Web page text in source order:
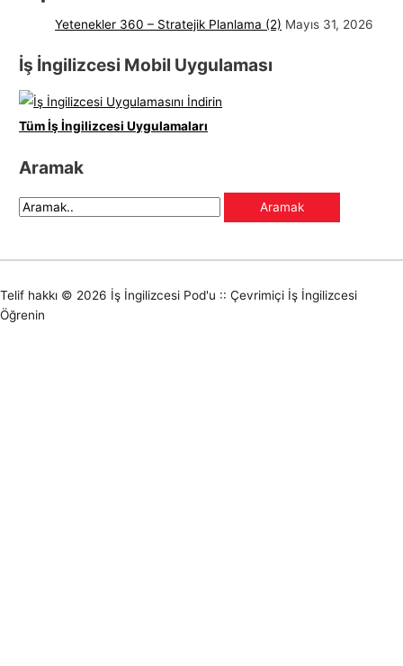
Yetenekler 360 – Stratejik Planlama (2) Mayıs 31, 2026
İş İngilizcesi Mobil Uygulaması
Tüm İş İngilizcesi Uygulamaları
Aramak
Telif hakkı © 2026 İş İngilizcesi Pod'u :: Çevrimiçi İş İngilizcesi
Öğrenin